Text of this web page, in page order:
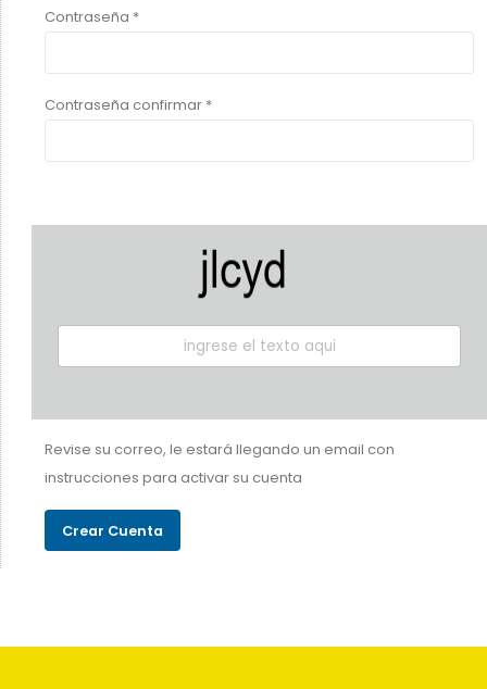
Contraseña *
Contraseña confirmar *
Revise su correo, le estará llegando un email con
instrucciones para activar su cuenta